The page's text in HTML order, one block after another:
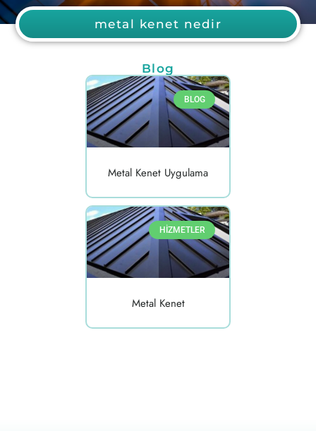
metal kenet nedir
Blog
BLOG
Metal Kenet Uygulama
HİZMETLER
Metal Kenet